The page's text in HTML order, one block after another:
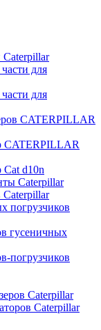
Caterpillar
для
для
CATERPILLAR
CATERPILLAR
Сat d10n
Caterpillar
Caterpillar
погрузчиков
гусеничных
погрузчиков
Caterpillar
Caterpillar